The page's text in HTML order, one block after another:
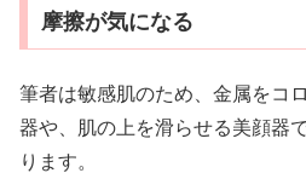
摩擦が気になる
筆者は敏感肌のため、金属をコ
器や、肌の上を滑らせる美顔器
ります。